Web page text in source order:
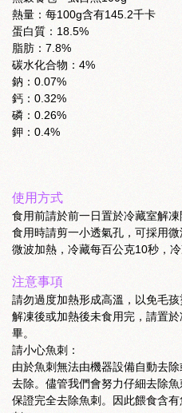
熱量：每100g含有145.2千卡
蛋白質：18.5%
脂肪：7.8%
碳水化合物：4%
鈉：0.07%
鈣：0.32%
磷：0.26%
鉀：0.4%
使用方式
食用前請於前一日置於冷藏室解
食用時請剪一小透氣孔，可採用微
微波加熱，冷藏每百公克10秒，冷
注意事項
請勿過度加熱形成高溫，以免毛孩
解凍後或加熱後未食用完，請置
畢。
請小心魚刺：
由於魚刺無法由機器設備自動去
去除。儘管我們會努力仔細去除
保證完全去除魚刺。因此餵食含